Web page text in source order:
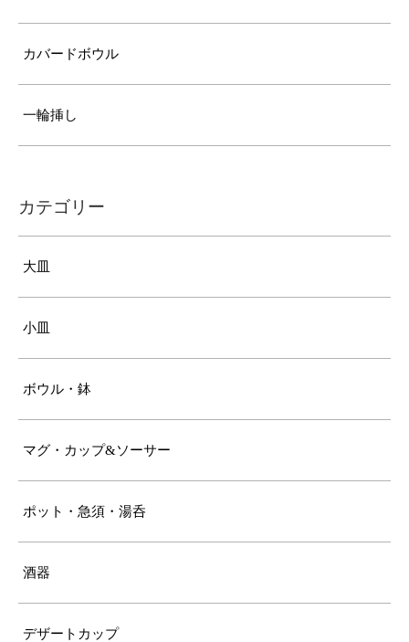
カバードボウル
一輪挿し
カテゴリー
大皿
小皿
ボウル・鉢
マグ・カップ&ソーサー
ポット・急須・湯呑
酒器
デザートカップ